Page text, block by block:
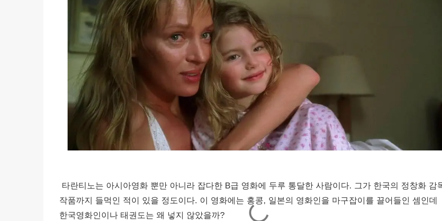
타란티노는 아시아영화 뿐만 아니라 잡다한 B급 영화에 두루 통달한 사람이다. 그가 한국의 정창화 감
작품까지 들먹인 적이 있을 정도이다. 이 영화에는 홍콩, 일본의 영화인을 마구잡이를 끌어들인 셈인데
한국영화인이나 태권도는 왜 넣지 않았을까?